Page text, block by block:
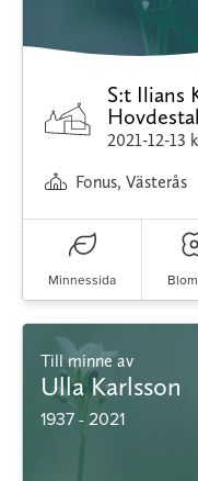
S:t Ilians
2021-12-13
Fonus, Västerås
Minnessida
Till minne av
Ulla Karlsson
1937 - 2021